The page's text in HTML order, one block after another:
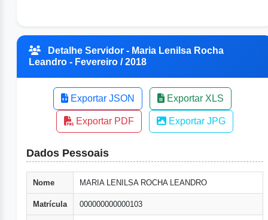
Detalhe Servidor - Maria Lenilsa Rocha
Leandro - Fevereiro / 2018
Exportar JSON Exportar XLS
Exportar PDF Exportar JPG
Dados Pessoais
Nome MARIA LENILSA ROCHA LEANDRO
Matrícula 000000000000103